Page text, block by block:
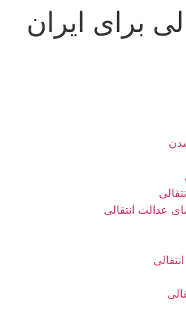
برای ایران
عدالت انتقالی